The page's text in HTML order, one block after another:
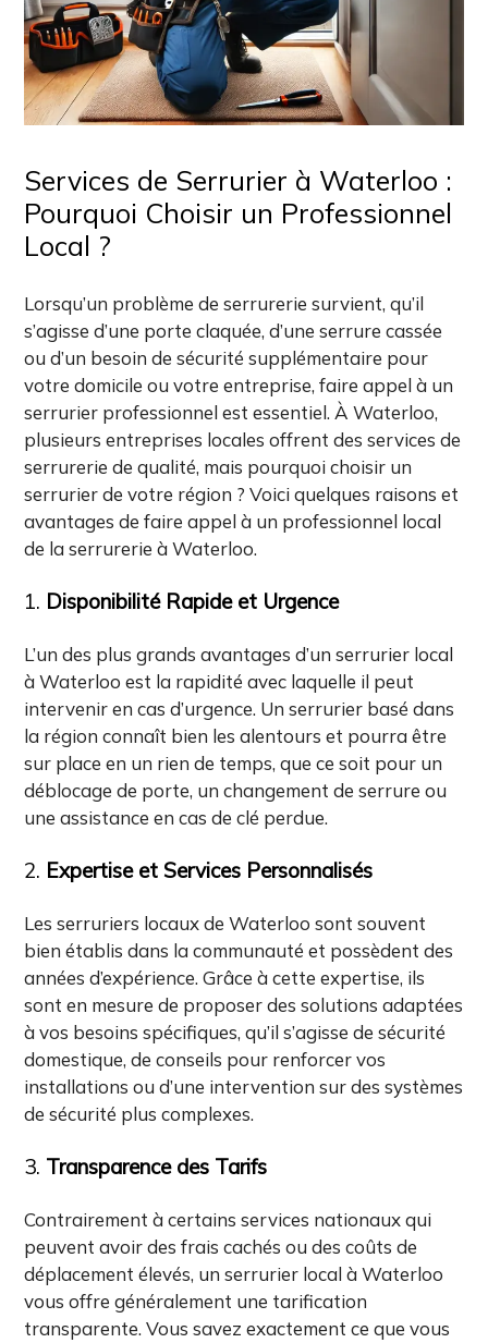
Services de Serrurier à Waterloo :
Pourquoi Choisir un Professionnel
Local ?
Lorsqu’un problème de serrurerie survient, qu’il
s’agisse d’une porte claquée, d’une serrure cassée
ou d’un besoin de sécurité supplémentaire pour
votre domicile ou votre entreprise, faire appel à un
serrurier professionnel est essentiel. À Waterloo,
plusieurs entreprises locales offrent des services de
serrurerie de qualité, mais pourquoi choisir un
serrurier de votre région ? Voici quelques raisons et
avantages de faire appel à un professionnel local
de la serrurerie à Waterloo.
1. Disponibilité Rapide et Urgence
L’un des plus grands avantages d’un serrurier local
à Waterloo est la rapidité avec laquelle il peut
intervenir en cas d’urgence. Un serrurier basé dans
la région connaît bien les alentours et pourra être
sur place en un rien de temps, que ce soit pour un
déblocage de porte, un changement de serrure ou
une assistance en cas de clé perdue.
2. Expertise et Services Personnalisés
Les serruriers locaux de Waterloo sont souvent
bien établis dans la communauté et possèdent des
années d’expérience. Grâce à cette expertise, ils
sont en mesure de proposer des solutions adaptées
à vos besoins spécifiques, qu’il s’agisse de sécurité
domestique, de conseils pour renforcer vos
installations ou d’une intervention sur des systèmes
de sécurité plus complexes.
3. Transparence des Tarifs
Contrairement à certains services nationaux qui
peuvent avoir des frais cachés ou des coûts de
déplacement élevés, un serrurier local à Waterloo
vous offre généralement une tarification
transparente. Vous savez exactement ce que vous